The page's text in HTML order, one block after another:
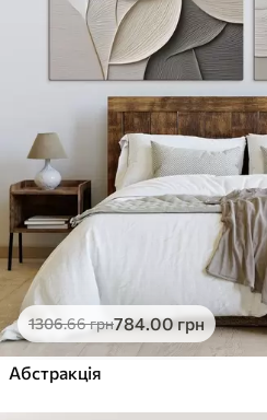
1306.66грн784.00грн
Абстракція